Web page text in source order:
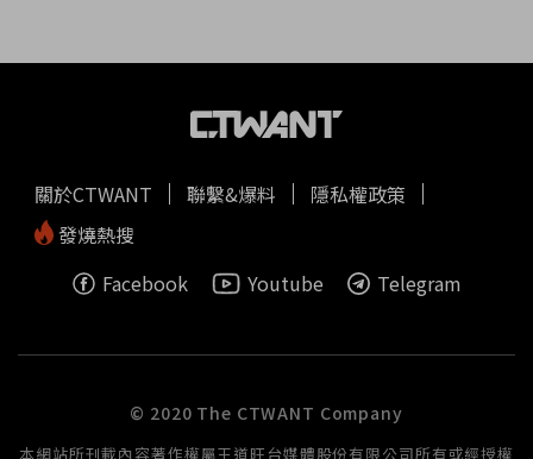
關於CTWANT 聯繫&爆料
隱私權政策
發燒熱搜
Facebook
Youtube Telegram
© 2020 The CTWANT Company
本網站所刊載內容著作權屬王道旺台媒體股份有限公司所有或經授權